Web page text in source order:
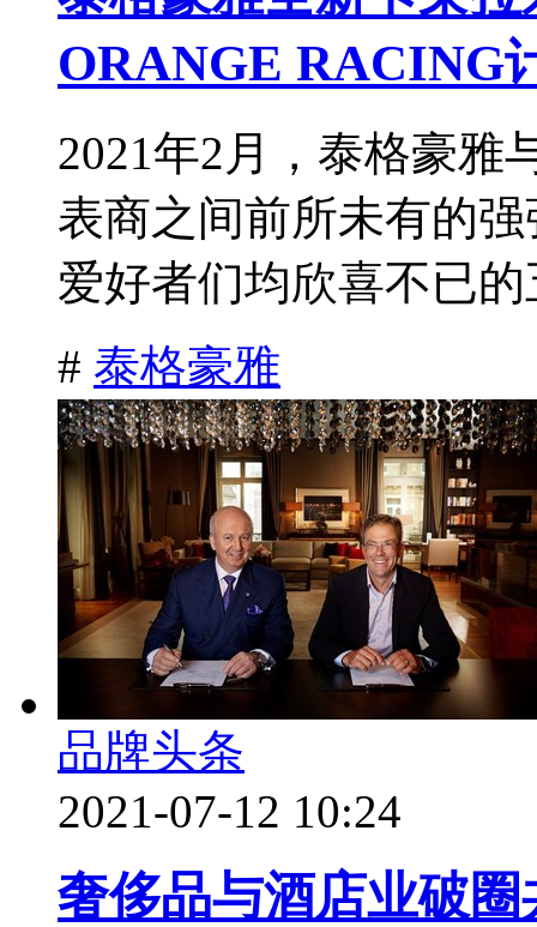
ORANGE RACING
2021年2月，泰格豪雅
表商之间前所未有的
爱好者们均欣喜不已的
# 泰格豪雅
品牌头条
2021-07-12 10:24
奢侈品与酒店业破